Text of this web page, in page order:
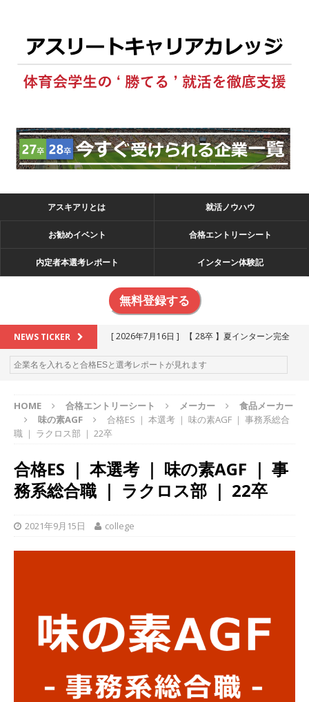
アスキアリとは 就活ノウハウ
お勧めイベント 合格エントリーシート
内定者本選考レポート インターン体験記
無料登録する
NEWS TICKER [ 2026年7月16日 ]
【 28卒 】夏インターン完全
攻略セミナー ｜ 予約フォーム
お勧めイベン
[ 2026年6月13日 ] ≪ 27卒 ≫アスキヤリ個人相
談｜予約フォーム
る優良企業一覧（26社）
体育会積極採用企業
[ 2026年5月16日 ] 【 2028卒 】 今すぐ受けられ
る優良企業一覧（18社）
メーカー ｜ 9期連続の最高益・11期連続の10%
以上営業増益を達成 ｜ プライム上場 ｜ カプコン
[ 2026年5月15日 ] 【 28卒 ｜ 早期選考直結型の
HOME 合格エントリーシート メーカー
食品メーカー
味の素AGF
合格ES ｜ 本選考 ｜ 味の素AGF ｜ 事務系総合
職 ｜ ラクロス部 ｜ 22卒
合格ES ｜ 本選考 ｜ 味の素AGF ｜ 事
務系総合職 ｜ ラクロス部 ｜ 22卒
2021年9月15日 college